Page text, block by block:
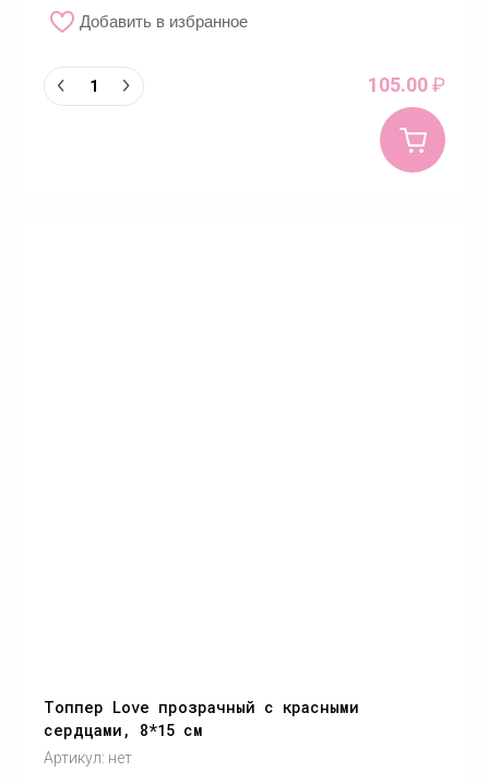
Добавить в избранное
105.00₽
Топпер Love прозрачный с красными
сердцами, 8*15 см
Артикул: нет